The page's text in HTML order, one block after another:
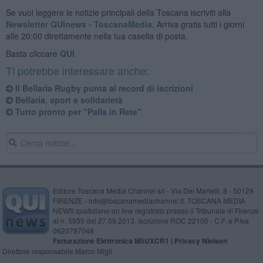
Se vuoi leggere le notizie principali della Toscana iscriviti alla
Newsletter QUInews - ToscanaMedia. Arriva gratis tutti i giorni
alle 20:00 direttamente nella tua casella di posta.
Basta cliccare QUI
Ti potrebbe interessare anche:
Il Bellaria Rugby punta al record di iscrizioni
Bellaria, sport e solidarietà
Tutto pronto per "Palla in Rete"
Editore Toscana Media Channel srl - Via Dei Martelli, 8 - 50129
FIRENZE - info@toscanamediachannel.it. TOSCANA MEDIA
NEWS quotidiano on line registrato presso il Tribunale di Firenze
al n. 5935 del 27.09.2013. Iscrizione ROC 22105 - C.F. e P.Iva
0620787048
Fatturazione Elettronica M5UXCR1 | Privacy Nielsen
Direttore responsabile Marco Migli